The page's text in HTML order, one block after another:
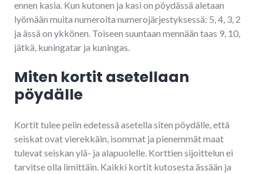
ennen kasia. Kun kutonen ja kasi on pöydässä aletaan
lyömään muita numeroita numerojärjestyksessä: 5, 4, 3, 2
ja ässä on ykkönen. Toiseen suuntaan mennään taas 9, 10,
jätkä, kuningatar ja kuningas.
Miten kortit asetellaan
pöydälle
Kortit tulee pelin edetessä asetella siten pöydälle, että
seiskat ovat vierekkäin, isommat ja pienemmät maat
tulevat seiskan ylä- ja alapuolelle. Korttien sijoittelun ei
tarvitse olla limittäin. Kaikki kortit kutosesta ässään ja